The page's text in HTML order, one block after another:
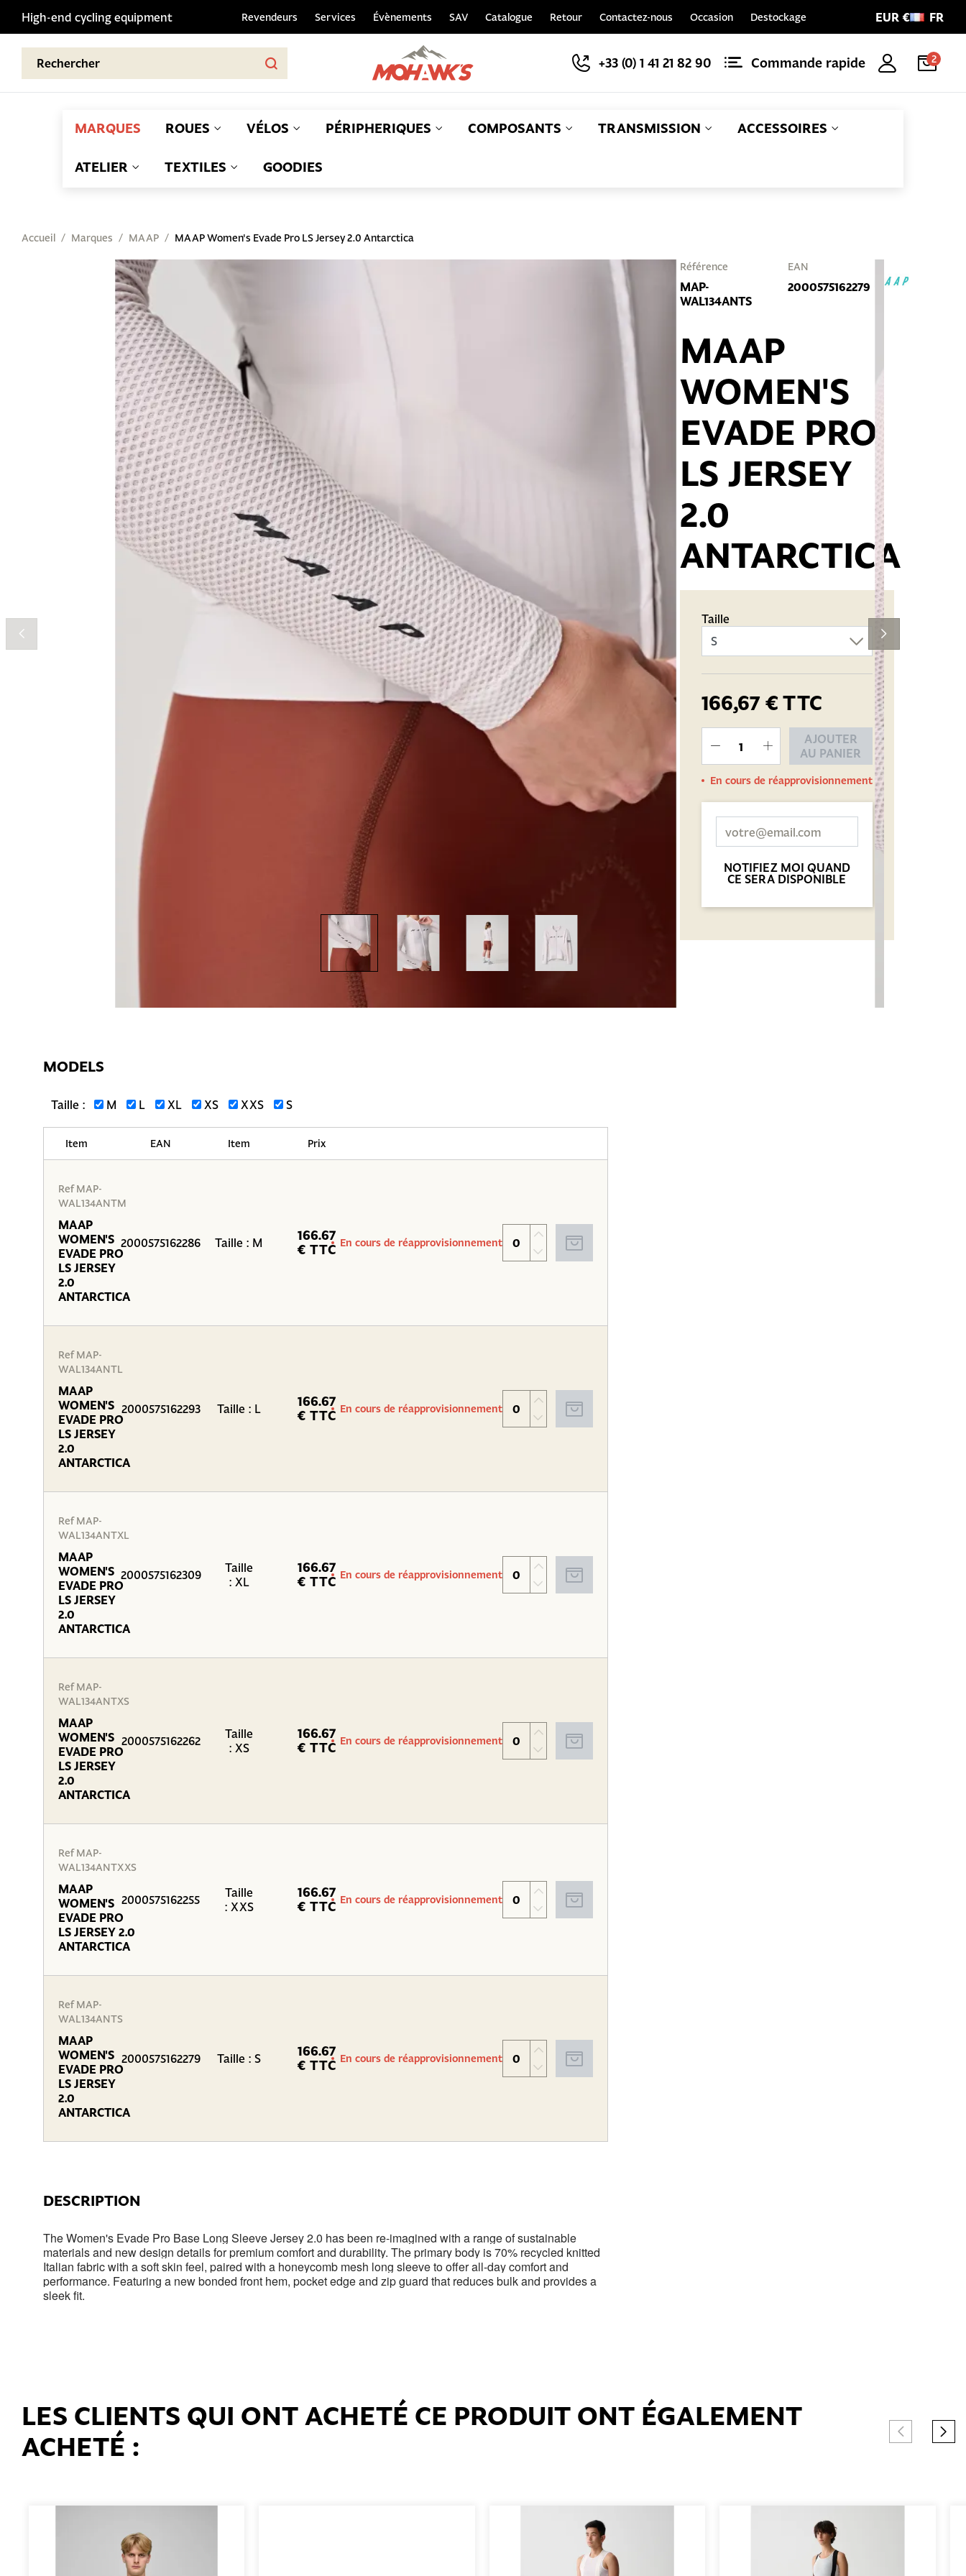
High-end cycling equipment Revendeurs Services Évènements SAV Catalogue Retour Contactez-nous Occasion Destockage EUR € FR
+33 (0) 1 41 21 82 90 Commande rapide 2
MARQUES ROUES VÉLOS PÉRIPHERIQUES COMPOSANTS TRANSMISSION ACCESSOIRES
ATELIER TEXTILES GOODIES
Accueil Marques MAAP MAAP Women's Evade Pro LS Jersey 2.0 Antarctica
MODELS
Taille : M L XL XS XXS S
Item EAN Item Prix
Ref MAP-
WAL134ANTM
MAAP
WOMEN'S
EVADE PRO
LS JERSEY
2.0
ANTARCTICA
2000575162286 Taille : M
166.67
€ TTC En cours de réapprovisionnement
Ref MAP-
WAL134ANTL
MAAP
WOMEN'S
EVADE PRO
LS JERSEY
2.0
ANTARCTICA
2000575162293 Taille : L
166.67
€ TTC En cours de réapprovisionnement
Ref MAP-
WAL134ANTXL
MAAP
WOMEN'S
EVADE PRO
LS JERSEY
2.0
ANTARCTICA
2000575162309
Taille
: XL
166.67
€ TTC En cours de réapprovisionnement
Ref MAP-
WAL134ANTXS
MAAP
WOMEN'S
EVADE PRO
LS JERSEY
2.0
ANTARCTICA
2000575162262
Taille
: XS
166.67
€ TTC En cours de réapprovisionnement
Ref MAP-
WAL134ANTXXS
MAAP
WOMEN'S
EVADE PRO
LS JERSEY 2.0
ANTARCTICA
2000575162255
Taille
: XXS
166.67
€ TTC En cours de réapprovisionnement
Ref MAP-
WAL134ANTS
MAAP
WOMEN'S
EVADE PRO
LS JERSEY
2.0
ANTARCTICA
2000575162279 Taille : S
166.67
€ TTC En cours de réapprovisionnement
DESCRIPTION
The Women's Evade Pro Base Long Sleeve Jersey 2.0 has been re-imagined with a range of sustainable
materials and new design details for premium comfort and durability. The primary body is 70% recycled knitted
Italian fabric with a soft skin feel, paired with a honeycomb mesh long sleeve to offer all-day comfort and
performance. Featuring a new bonded front hem, pocket edge and zip guard that reduces bulk and provides a
sleek fit.
Référence
MAP-
WAL134ANTS
EAN
2000575162279
MAAP
WOMEN'S
EVADE PRO
LS JERSEY
2.0
ANTARCTICA
Taille
166,67 €TTC
AJOUTER
AU PANIER
En cours de réapprovisionnement
NOTIFIEZ MOI QUAND
CE SERA DISPONIBLE
LES CLIENTS QUI ONT ACHETÉ CE PRODUIT ONT ÉGALEMENT
ACHETÉ :